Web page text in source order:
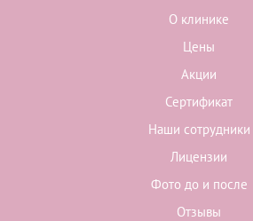
О клинике
Цены
Акции
Сертификат
Наши сотрудники
Лицензии
Фото до и после
Отзывы